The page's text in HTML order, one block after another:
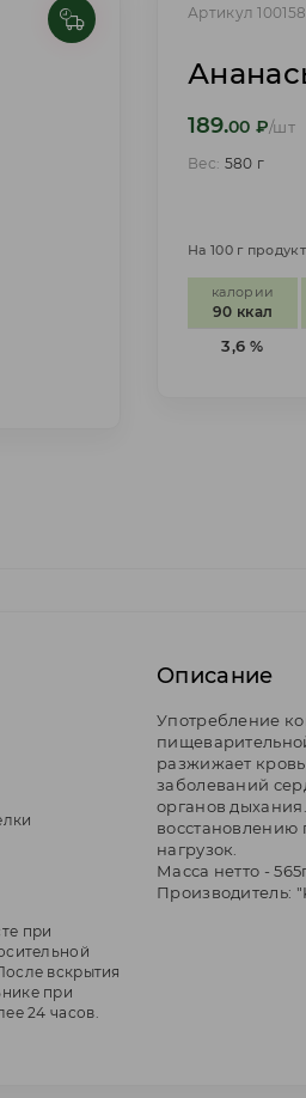
Артикул
189.00 ₽/шт
Вес: 580 г
На 100 г
калории
90 ккал
3,6 %
при
вскрытия
при
24 часов.
Описание
Употребление
разжижает
заболеваний
органов
восстановлению
нагрузок.
Масса нетто -
Производитель: